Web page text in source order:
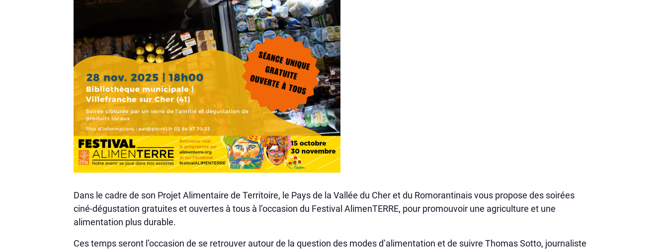
Dans le cadre de son Projet Alimentaire de Territoire, le Pays de la Vallée du Cher et du Romorantinais vous propose des soirées
ciné-dégustation gratuites et ouvertes à tous à l’occasion du Festival AlimenTERRE, pour promouvoir une agriculture et une
alimentation plus durable.
Ces temps seront l’occasion de se retrouver autour de la question des modes d’alimentation et de suivre Thomas Sotto, journaliste